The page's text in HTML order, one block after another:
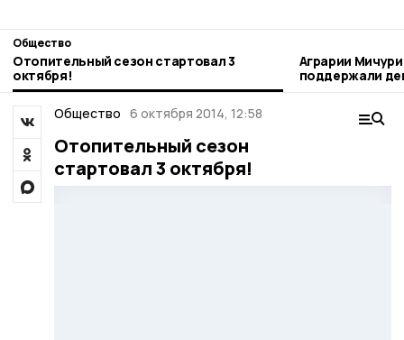
Общество
Отопительный сезон стартовал 3
октября!
Аграрии
поддержали день
труда
Общество 6 октября 2014, 12:58
Отопительный сезон
стартовал 3 октября!